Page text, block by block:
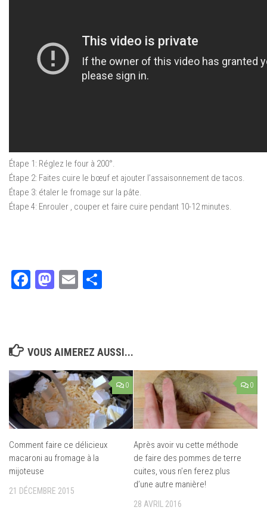
Étape 1: Réglez le four à 200°.
Étape 2: Faites cuire le bœuf et ajouter l’assaisonnement de tacos.
Étape 3: étaler le fromage sur la pâte.
Étape 4: Enrouler , couper et faire cuire pendant 10-12 minutes.
Facebook
Mastodon
Email
VOUS AIMEREZ AUSSI...
0
Comment faire ce délicieux
macaroni au fromage à la
mijoteuse
21 DÉCEMBRE 2015
0
Après avoir vu cette méthode
de faire des pommes de terre
cuites, vous n’en ferez plus
d’une autre manière!
28 AVRIL 2016